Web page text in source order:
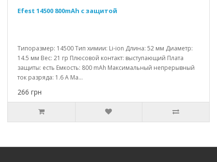
Efest 14500 800mAh с защитой
Типоразмер: 14500 Тип химии: Li-ion Длина: 52 мм Диаметр:
14.5 мм Вес: 21 гр Плюсовой контакт: выступающий Плата
защиты: есть Емкость: 800 mAh Максимальный непрерывный
ток разряда: 1.6 A Ма...
266 грн